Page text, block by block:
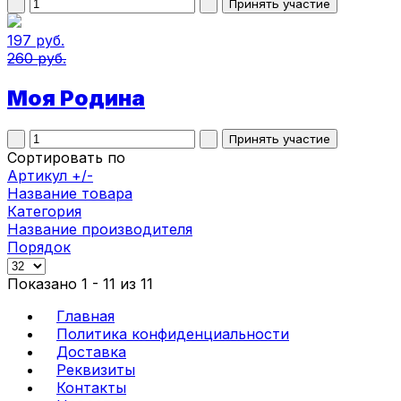
197 руб.
260 руб.
Моя Родина
Сортировать по
Артикул +/-
Название товара
Категория
Название производителя
Порядок
Показано 1 - 11 из 11
Главная
Политика конфиденциальности
Доставка
Реквизиты
Контакты